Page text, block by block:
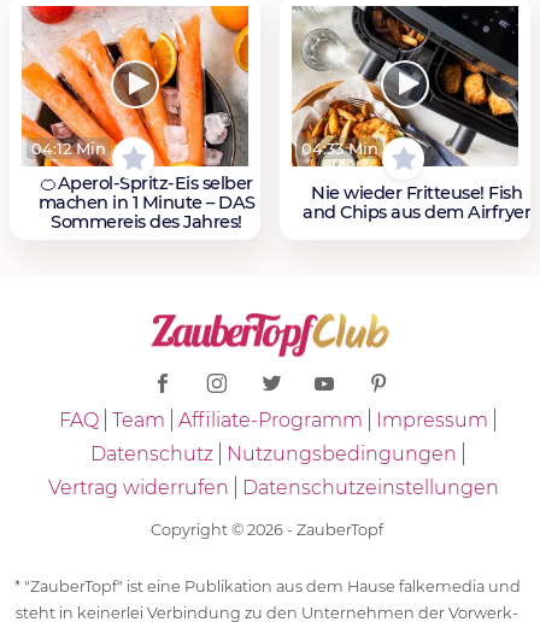
04:12 Min
🍊Aperol-Spritz-Eis selber
machen in 1 Minute – DAS
Sommereis des Jahres!
04:33 Min
Nie wieder Fritteuse! Fish
and Chips aus dem Airfryer
FAQ Team Affiliate-Programm
Impressum
Datenschutz
Nutzungsbedingungen
Vertrag widerrufen
Datenschutzeinstellungen
Copyright © 2026 - ZauberTopf
* "ZauberTopf" ist eine Publikation aus dem Hause falkemedia und
steht in keinerlei Verbindung zu den Unternehmen der Vorwerk-